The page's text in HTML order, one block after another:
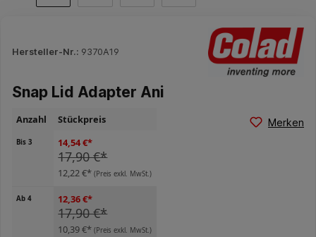
Hersteller-Nr.: 9370A19
Snap Lid Adapter Ani
Anzahl Stückpreis
Bis3 14,54 €*
17,90 €*
12,22 €*(Preis exkl. MwSt.)
Ab4 12,36 €*
17,90 €*
10,39 €*(Preis exkl. MwSt.)
Merken